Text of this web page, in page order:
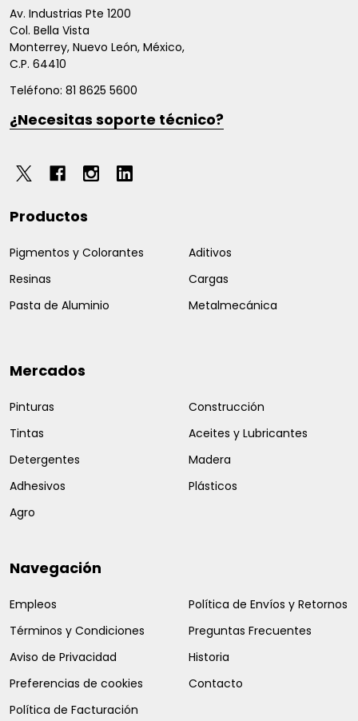
de
página
Av. Industrias Pte 1200
Col. Bella Vista
Monterrey, Nuevo León, México,
C.P. 64410
Teléfono: 81 8625 5600
¿Necesitas soporte técnico?
Productos
Pigmentos y Colorantes
Resinas
Pasta de Aluminio
Aditivos
Cargas
Metalmecánica
Mercados
Pinturas
Tintas
Detergentes
Adhesivos
Agro
Construcción
Aceites y Lubricantes
Madera
Plásticos
Navegación
Empleos
Términos y Condiciones
Aviso de Privacidad
Preferencias de cookies
Política de Facturación
Política de Envíos y Retornos
Preguntas Frecuentes
Historia
Contacto